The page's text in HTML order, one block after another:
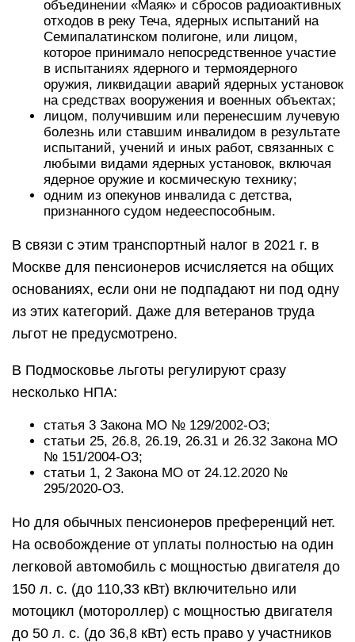
объединении «Маяк» и сбросов радиоактивных
отходов в реку Теча, ядерных испытаний на
Семипалатинском полигоне, или лицом,
которое принимало непосредственное участие
в испытаниях ядерного и термоядерного
оружия, ликвидации аварий ядерных установок
на средствах вооружения и военных объектах;
лицом, получившим или перенесшим лучевую
болезнь или ставшим инвалидом в результате
испытаний, учений и иных работ, связанных с
любыми видами ядерных установок, включая
ядерное оружие и космическую технику;
одним из опекунов инвалида с детства,
признанного судом недееспособным.
В связи с этим транспортный налог в 2021 г. в
Москве для пенсионеров исчисляется на общих
основаниях, если они не подпадают ни под одну
из этих категорий. Даже для ветеранов труда
льгот не предусмотрено.
В Подмосковье льготы регулируют сразу
несколько НПА:
статья 3 Закона МО № 129/2002-ОЗ;
статьи 25, 26.8, 26.19, 26.31 и 26.32 Закона МО
№ 151/2004-ОЗ;
статьи 1, 2 Закона МО от 24.12.2020 №
295/2020-ОЗ.
Но для обычных пенсионеров преференций нет.
На освобождение от уплаты полностью на один
легковой автомобиль с мощностью двигателя до
150 л. с. (до 110,33 кВт) включительно или
мотоцикл (мотороллер) с мощностью двигателя
до 50 л. с. (до 36,8 кВт) есть право у участников